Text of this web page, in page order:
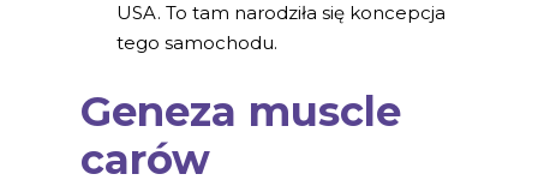
USA. To tam narodziła się koncepcja
tego samochodu.
Geneza muscle
carów